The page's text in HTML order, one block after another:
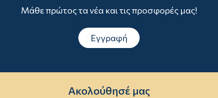
Μάθε πρώτος τα νέα και τις προσφορές μας!
Εγγραφή
Ακολούθησέ μας